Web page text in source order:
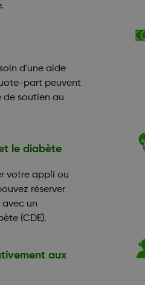
d'une aide
part peuvent
de soutien au
le diabète
votre appli ou
réserver
avec un
(CDE).
aux